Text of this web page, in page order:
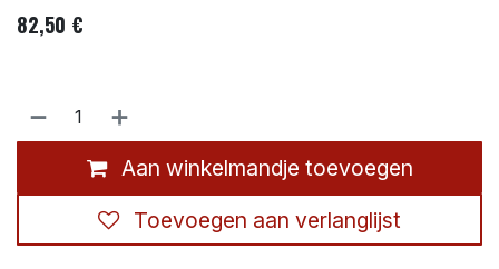
82,50 €
Aan winkelmandje toevoegen
Toevoegen aan verlanglijst